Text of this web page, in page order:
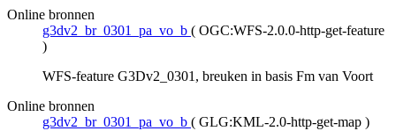
Online bronnen
g3dv2_br_0301_pa_vo_b ( OGC:WFS-2.0.0-http-get-feature
)
WFS-feature G3Dv2_0301, breuken in basis Fm van Voort
Online bronnen
g3dv2_br_0301_pa_vo_b ( GLG:KML-2.0-http-get-map )